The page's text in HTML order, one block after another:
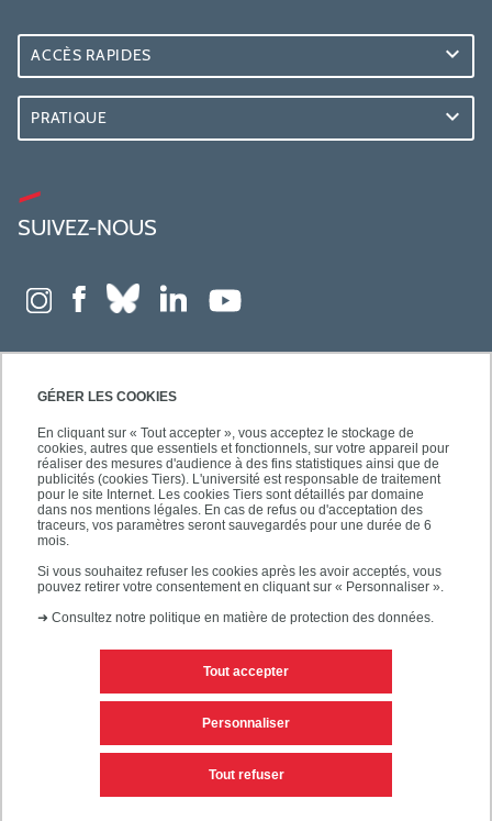
GÉRER LES COOKIES
En cliquant sur « Tout accepter », vous acceptez le stockage de
cookies, autres que essentiels et fonctionnels, sur votre appareil pour
réaliser des mesures d'audience à des fins statistiques ainsi que de
publicités (cookies Tiers). L'université est responsable de traitement
pour le site Internet. Les cookies Tiers sont détaillés par domaine
dans nos mentions légales. En cas de refus ou d'acceptation des
traceurs, vos paramètres seront sauvegardés pour une durée de 6
mois.
Si vous souhaitez refuser les cookies après les avoir acceptés, vous
pouvez retirer votre consentement en cliquant sur « Personnaliser ».
➜ Consultez notre politique en matière de protection des données.
Tout accepter
Tout refuser
Personnaliser
ACCÈS RAPIDES
PRATIQUE
SUIVEZ-NOUS
Mentions légales
Personnaliser les cookies Plan du site